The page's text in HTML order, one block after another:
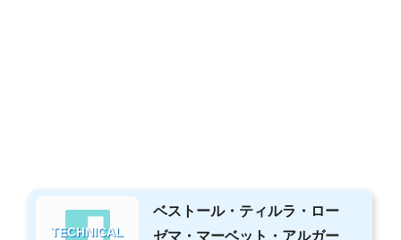
TECHNICAL
ベストール・ティルラ・ロー
ゼマ・マーベット・アルガー